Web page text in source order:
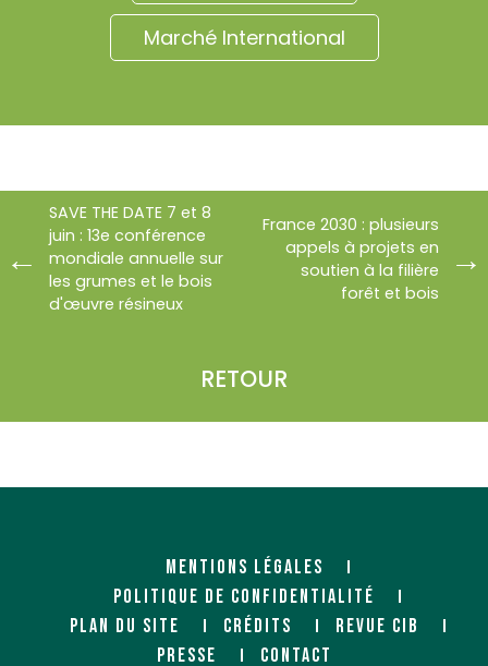
Marché International
SAVE THE DATE 7 et 8
juin : 13e conférence
mondiale annuelle sur
les grumes et le bois
d'œuvre résineux
RETOUR
France 2030 : plusieurs
appels à projets en
soutien à la filière
forêt et bois
MENTIONS LÉGALES
POLITIQUE DE CONFIDENTIALITÉ
PLAN DU SITE
CRÉDITS
REVUE CIB
PRESSE
CONTACT